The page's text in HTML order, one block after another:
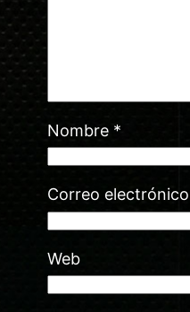
Nombre *
Correo electrónico
Web